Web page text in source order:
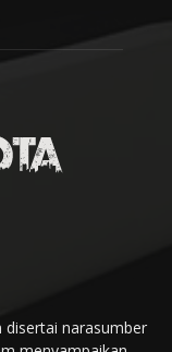
disertai narasumber